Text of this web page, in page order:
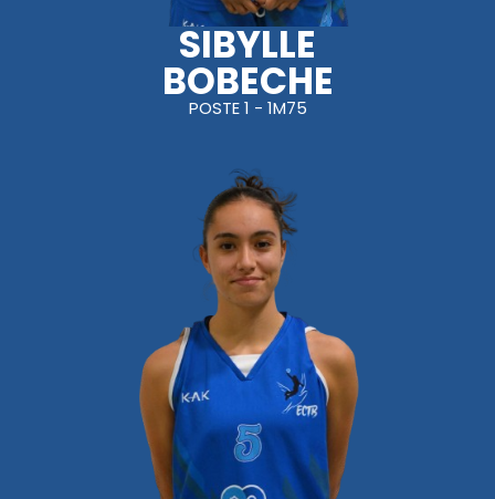
SIBYLLE
BOBECHE
POSTE 1 - 1M75